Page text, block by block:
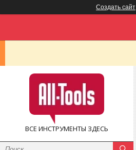
Создать сайт
ВСЕ ИНСТРУМЕНТЫ ЗДЕСЬ